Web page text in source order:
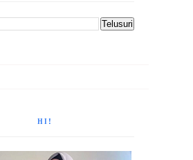
HI!